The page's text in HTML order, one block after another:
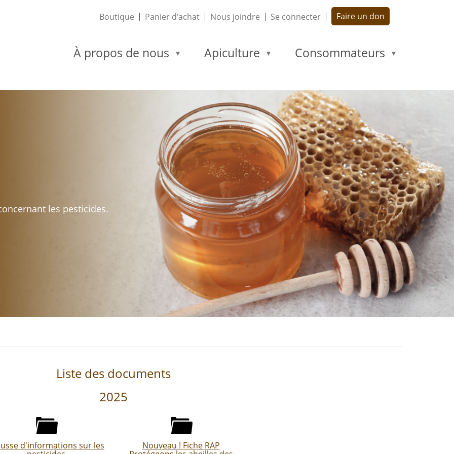
Boutique Panier d'achat Nous joindre Se connecter Faire un don
À propos de nous Apiculture Consommateurs
les pesticides.
Liste des documents
2025
d'informations sur les Nouveau ! Fiche RAP